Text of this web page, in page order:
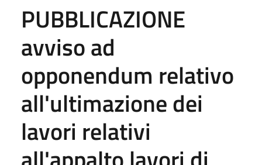
PUBBLICAZIONE
avviso ad
opponendum relativo
all'ultimazione dei
lavori relativi